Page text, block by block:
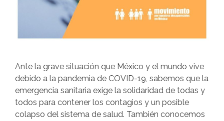
Ante la grave situación que México y el mundo vive
debido a la pandemia de COVID-19, sabemos que la
emergencia sanitaria exige la solidaridad de todas y
todos para contener los contagios y un posible
colapso del sistema de salud. También conocemos